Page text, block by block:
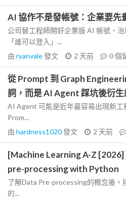
AI 協作不是發帳號：企業要先
公司替工程師開好企業版 AI 帳號，
「誰可以登入」...
由 ryanvale發文 2 天前 0個
從 Prompt 到 Graph
詞，而是 AI Agent 踩坑後衍
AI Agent 可能是近年最容易出現新
Prom...
由 hardness1020發文 2 天前
[Machine Learning A-Z [2026]
pre-processing with Python
了解Data Pre-processing的概念後，
的...